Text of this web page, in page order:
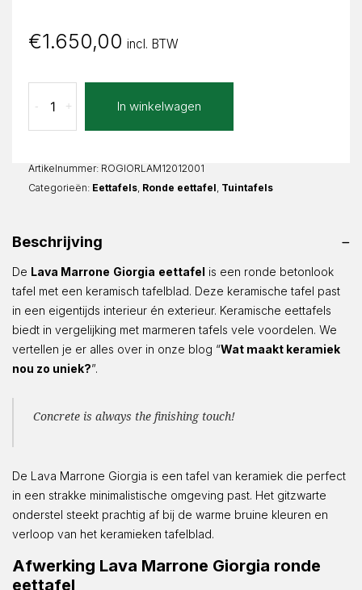
€1.650,00 incl. BTW
Marrone
Giorgia
aantal
+
- In winkelwagen
Artikelnummer: ROGIORLAM12012001
Categorieën: Eettafels Ronde eettafel Tuintafels
Beschrijving
De Lava Marrone Giorgia eettafel is een ronde betonlook
tafel met een keramisch tafelblad. Deze keramische tafel past
in een eigentijds interieur én exterieur. Keramische eettafels
biedt in vergelijking met marmeren tafels vele voordelen. We
vertellen je er alles over in onze blog “Wat maakt keramiek
nou zo uniek?”.
Concrete is always the finishing touch!
De Lava Marrone Giorgia is een tafel van keramiek die perfect
in een strakke minimalistische omgeving past. Het gitzwarte
onderstel steekt prachtig af bij de warme bruine kleuren en
verloop van het keramieken tafelblad.
Afwerking Lava Marrone Giorgia ronde
eettafel